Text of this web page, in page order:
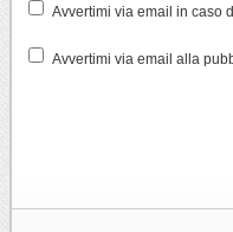
Avvertimi via email in caso
Avvertimi via email alla